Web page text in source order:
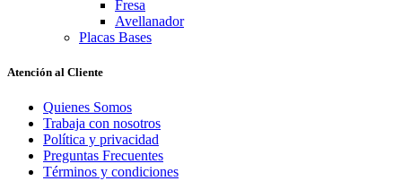
Fresa
Avellanador
Placas Bases
Atención al Cliente
Quienes Somos
Trabaja con nosotros
Política y privacidad
Preguntas Frecuentes
Términos y condiciones